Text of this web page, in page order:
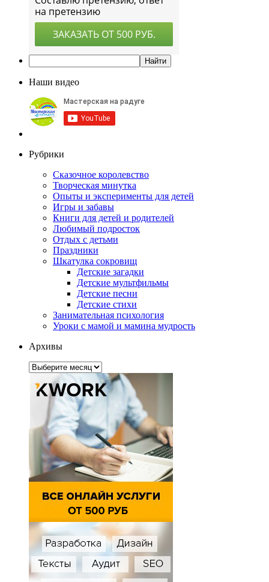
Наши видео
Рубрики
Сказочное королевство
Творческая минутка
Опыты и эксперименты для детей
Игры и забавы
Книги для детей и родителей
Любимый подросток
Отдых с детьми
Праздники
Шкатулка сокровищ
Детские загадки
Детские мультфильмы
Детские песни
Детские стихи
Занимательная психология
Уроки с мамой и мамина мудрость
Архивы
Архивы